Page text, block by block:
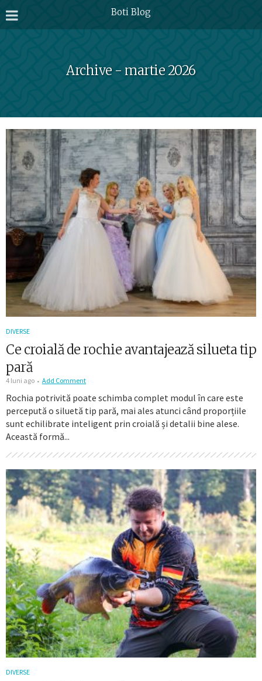
Boti Blog
Archive - martie 2026
DIVERSE
Ce croială de rochie avantajează silueta tip
pară
4 luni ago Add Comment
Rochia potrivită poate schimba complet modul în care este
percepută o siluetă tip pară, mai ales atunci când proporțiile
sunt echilibrate inteligent prin croială și detalii bine alese.
Această formă...
DIVERSE